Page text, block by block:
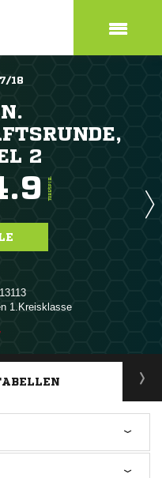
18
2
TORE/SPIEL
1.Kreisklasse